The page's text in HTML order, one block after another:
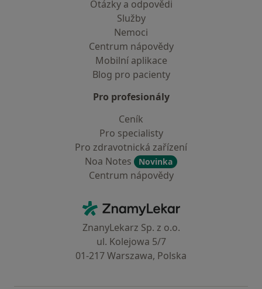
Otázky a odpovědi
Služby
Nemoci
Centrum nápovědy
Mobilní aplikace
Blog pro pacienty
Pro profesionály
Ceník
Pro specialisty
Pro zdravotnická zařízení
Noa Notes
Novinka
Centrum nápovědy
ZnamyLekar - Hlavní stránka
ZnanyLekarz Sp. z o.o.
ul. Kolejowa 5/7
01-217 Warszawa, Polska